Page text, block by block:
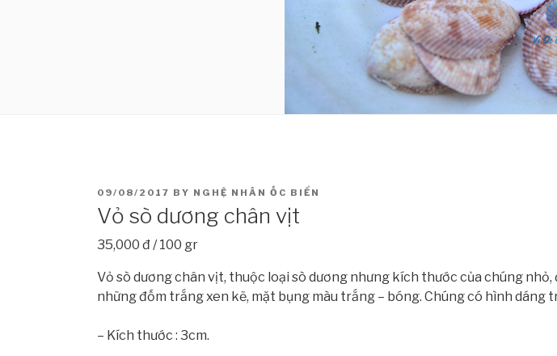
POSTED
ON
09/08/2017 BY NGHỆ NHÂN ỐC BIỂN
Vỏ sò dương chân vịt
35,000 đ / 100 gr
Vỏ sò dương chân vịt, thuộc loại sò dương nhưng kích thước của chúng
những đốm trắng xen kẽ, mặt bụng màu trắng – bóng. Chúng có hình dáng
– Kích thước : 3cm.